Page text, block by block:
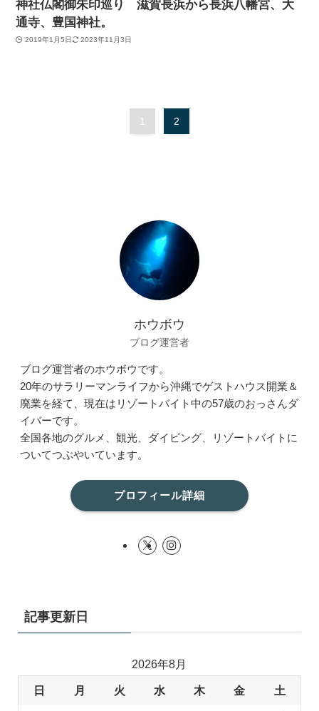
神社仏閣御朱印巡り 滋賀長浜から長浜八幡宮、大
通寺、豊国神社。
2019年1月5日 2023年11月3日
1 2
ホウボウ
ブログ運営者
ブログ運営者のホウボウです。
20年のサラリーマンライフから沖縄でゲストハウス開業＆
廃業を経て、現在はリゾートバイト中の57歳のおっさんダ
イバーです。
全国各地のグルメ、観光、ダイビング、リゾートバイトに
ついてつぶやいています。
プロフィール詳細
記事更新日
2026年8月
日 月 火 水 木 金 土